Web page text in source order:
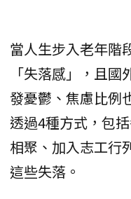
當人生步入老年階
「失落感」，且
發憂鬱、焦慮比例
透過4種方式，包
相聚、加入志工行
這些失落。